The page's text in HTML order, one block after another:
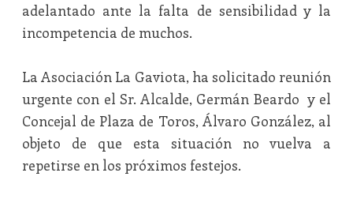
adelantado ante la falta de sensibilidad y la
incompetencia de muchos.
La Asociación La Gaviota, ha solicitado reunión
urgente con el Sr. Alcalde, Germán Beardo y el
Concejal de Plaza de Toros, Álvaro González, al
objeto de que esta situación no vuelva a
repetirse en los próximos festejos.